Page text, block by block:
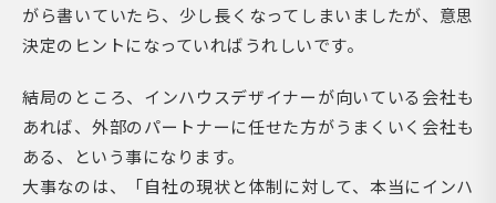
がら書いていたら、少し長くなってしまいましたが、意思
決定のヒントになっていればうれしいです。
結局のところ、インハウスデザイナーが向いている会社も
あれば、外部のパートナーに任せた方がうまくいく会社も
ある、という事になります。
大事なのは、「自社の現状と体制に対して、本当にインハ